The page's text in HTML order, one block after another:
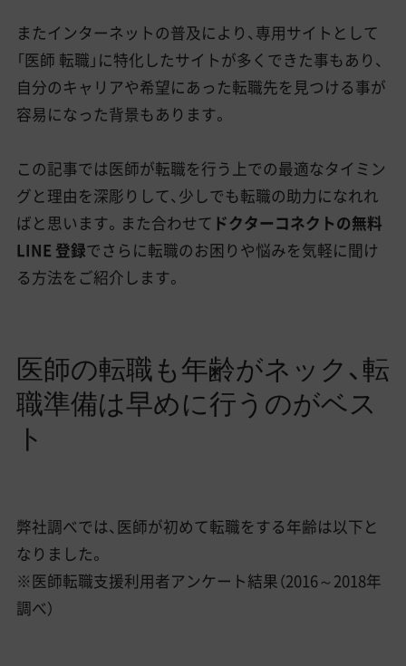
またインターネットの普及により、専用サイトとして
「医師 転職」に特化したサイトが多くできた事もあり、
自分のキャリアや希望にあった転職先を見つける事が
容易になった背景もあります。
この記事では医師が転職を行う上での最適なタイミン
グと理由を深彫りして、少しでも転職の助力になれれ
ばと思います。また合わせて ドクターコネクトの無料
LINE 登録でさらに転職のお困りや悩みを気軽に聞け
る方法をご紹介します。
医師の転職も年齢がネック、転
職準備は早めに行うのがベス
ト
弊社調べでは、医師が初めて転職をする年齢は以下と
なりました。
※医師転職支援利用者アンケート結果（2016～2018年
調べ）